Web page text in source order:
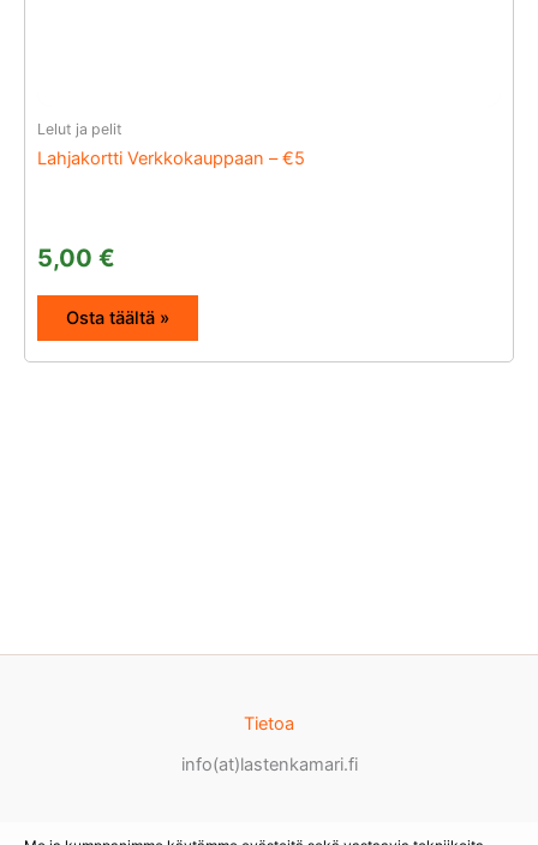
Lelut ja pelit
Lahjakortti Verkkokauppaan – €5
5,00 €
Osta täältä »
Tietoa
info(at)lastenkamari.fi